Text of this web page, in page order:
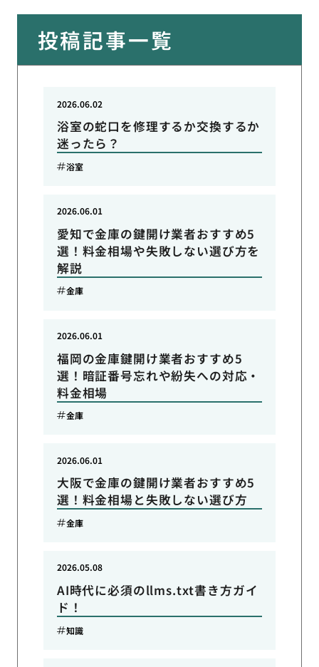
投稿記事一覧
浴室の蛇口を修理するか交換するか
迷ったら？
2026.06.02
浴室
愛知で金庫の鍵開け業者おすすめ5
選！料金相場や失敗しない選び方を
解説
2026.06.01
金庫
福岡の金庫鍵開け業者おすすめ5
選！暗証番号忘れや紛失への対応・
料金相場
2026.06.01
金庫
大阪で金庫の鍵開け業者おすすめ5
選！料金相場と失敗しない選び方
2026.06.01
金庫
AI時代に必須のllms.txt書き方ガイ
ド！
2026.05.08
知識